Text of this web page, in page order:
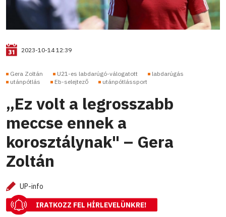
2023-10-14 12:39
Gera Zoltán U21-es labdarúgó-válogatott
labdarúgás
utánpótlás
Eb-selejtező utánpótlássport
„Ez volt a legrosszabb
meccse ennek a
korosztálynak" – Gera
Zoltán
UP-info
IRATKOZZ FEL HÍRLEVELÜNKRE!